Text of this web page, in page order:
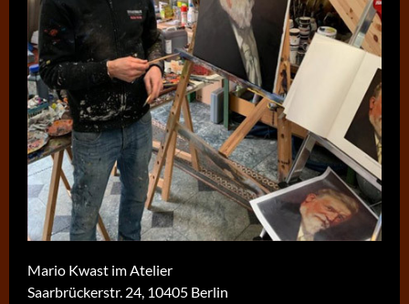
Mario Kwast im Atelier
Saarbrückerstr. 24, 10405 Berlin